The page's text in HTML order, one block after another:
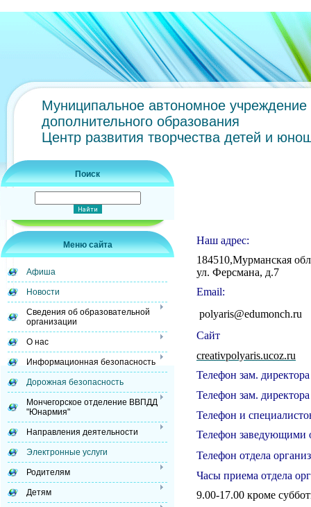
Муниципальное автономное учреждение
дополнительного образования
Центр развития творчества детей и
Поиск
Меню сайта
Афиша
Новости
Сведения об образовательной
организации
О нас
Информационная безопасность
Дорожная безопасность
Мончегорское отделение ВВПДД
"Юнармия"
Направления деятельности
Электронные услуги
Родителям
Детям
Наш адрес:
184510,Мурманская
ул. Ферсмана, д.7
Email:
polyaris@edumonch.ru
Сайт
creativpolyaris.ucoz.ru
Телефон зам.
Телефон зам.
Телефон и
Телефон заведующими
Телефон отдела
Часы приема отдела
9.00-17.00 кроме